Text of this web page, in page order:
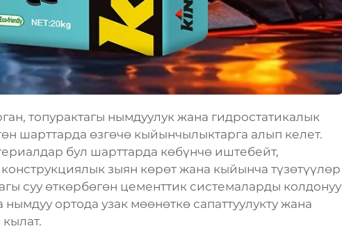
топурактагы нымдуулук жана гидростатикалык
шарттарда өзгөчө кыйынчылыктарга алып келет.
бул шарттарда көбүнчө иштебейт,
зыян көрөт жана кыйынча түзөтүүлөр
суу өткөрбөгөн цементтик системаларды колдонуу
ортода узак мөөнөткө сапаттуулукту жана